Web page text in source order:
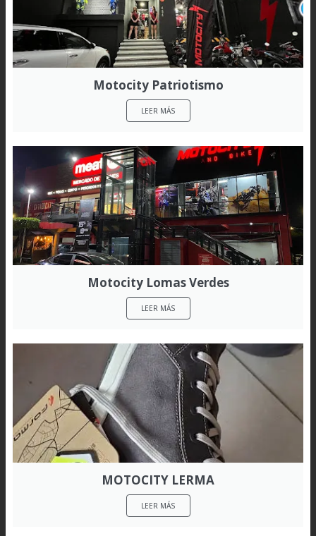
Motocity Patriotismo
LEER MÁS
Motocity Lomas Verdes
LEER MÁS
MOTOCITY LERMA
LEER MÁS